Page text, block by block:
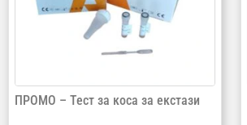
ПРОМО – Тест за коса за екстази